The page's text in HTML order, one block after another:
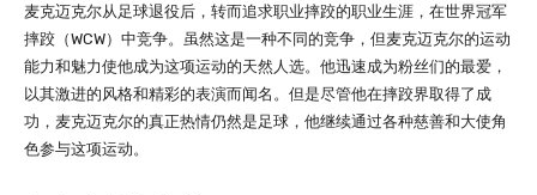
麦克迈克尔从足球退役后，转而追求职业摔跤的职业生涯，在世界冠军
摔跤（WCW）中竞争。虽然这是一种不同的竞争，但麦克迈克尔的运动
能力和魅力使他成为这项运动的天然人选。他迅速成为粉丝们的最爱，
以其激进的风格和精彩的表演而闻名。但是尽管他在摔跤界取得了成
功，麦克迈克尔的真正热情仍然是足球，他继续通过各种慈善和大使角
色参与这项运动。